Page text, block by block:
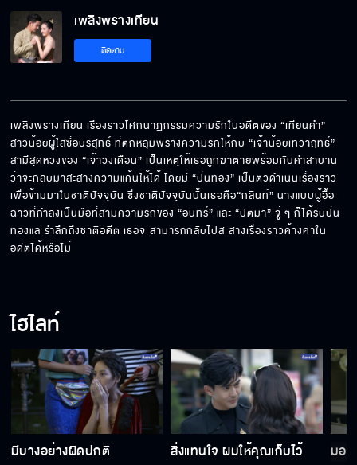
เพลิงพรางเทียน
ติดตาม
เพลิงพรางเทียน เรื่องราวโศกนาฏกรรมความรักในอดีตของ “เทียนคำ”
สาวน้อยผู้ใสซื่อบริสุทธิ์ ที่ตกหลุมพรางความรักให้กับ “เจ้าน้อยเทวาฤทธิ์”
สามีสุดหวงของ “เจ้าวงเดือน” เป็นเหตุให้เธอถูกฆ่าตายพร้อมกับคำสาบาน
ว่าจะกลับมาสะสางความแค้นให้ได้ โดยมี “ปิ่นทอง” เป็นตัวดำเนินเรื่องราว
เพื่อข้ามมาในชาติปัจจุบัน ซึ่งชาติปัจจุบันนั้นเธอคือ“กลินท์” นางแบบผู้อื้อ
ฉาวที่กำลังเป็นมือที่สามความรักของ “อินทร์” และ “ปติมา” จู่ ๆ ก็ได้รับปิ่น
ทองและรำลึกถึงชาติอดีต เธอจะสามารถกลับไปสะสางเรื่องราวค้างคาใน
อดีตได้หรือไม่
ไฮไลท์
มีบางอย่างผิดปกติ สิ่งแทนใจ ผมให้คุณเก็บไว้ มอง